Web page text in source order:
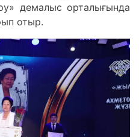
демалыс орталығында
отыр.